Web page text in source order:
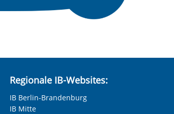
Regionale IB-Websites:
IB Berlin-Brandenburg
IB Mitte